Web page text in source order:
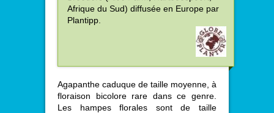
Afrique du Sud) diffusée en Europe par
Plantipp.
Agapanthe caduque de taille moyenne, à
floraison bicolore rare dans ce genre.
Les hampes florales sont de taille